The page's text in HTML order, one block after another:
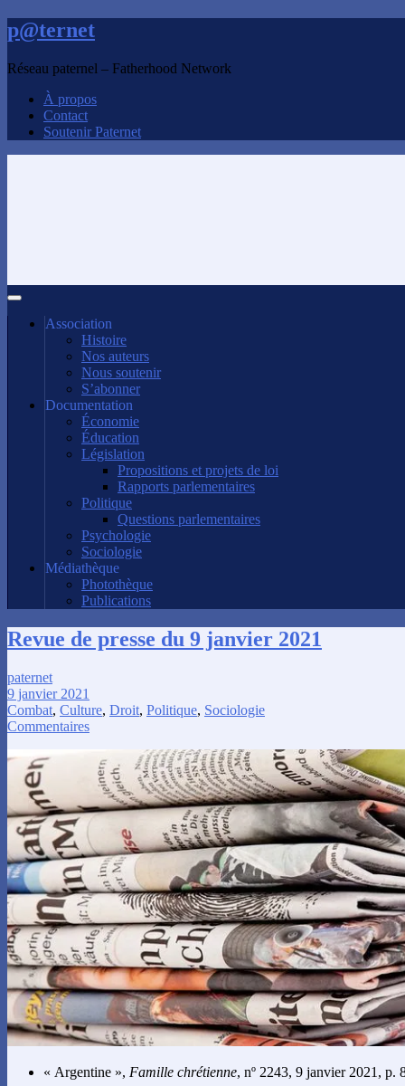
p@ternet
Réseau paternel – Fatherhood Network
À propos
Contact
Soutenir Paternet
Association
Histoire
Nos auteurs
Nous soutenir
S’abonner
Documentation
Économie
Éducation
Législation
Propositions et projets de loi
Rapports parlementaires
Politique
Questions parlementaires
Psychologie
Sociologie
Médiathèque
Photothèque
Publications
Revue de presse du 9 janvier 2021
paternet
9 janvier 2021
Combat, Culture, Droit, Politique, Sociologie
Commentaires
« Argentine », Famille chrétienne, nº 2243, 9 janvier 2021, p.